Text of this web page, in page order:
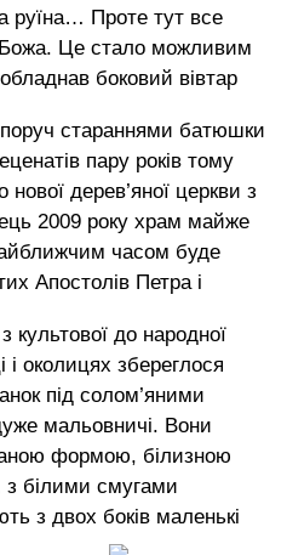
руїна… Проте тут все
Це стало можливим
боковий вівтар
стараннями батюшки
пару років тому
нової дерев’яної церкви з
2009 року храм майже
часом буде
Апостолів Петра і
культової до народної
і околицях збереглося
під солом’яними
мальовничі. Вони
формою, білизною
з білими смугами
з двох боків маленькі